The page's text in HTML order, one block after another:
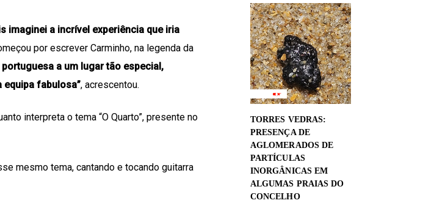
imaginei a incrível experiência que iria
por escrever Carminho, na legenda da
a um lugar tão especial,
fabulosa”, acrescentou.
interpreta o tema “O Quarto”, presente no
mesmo tema, cantando e tocando guitarra
TORRES VEDRAS:
PRESENÇA DE
AGLOMERADOS DE
PARTÍCULAS
INORGÂNICAS EM
ALGUMAS PRAIAS DO
CONCELHO